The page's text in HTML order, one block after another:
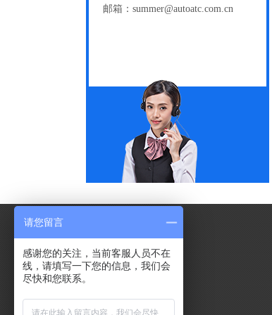
邮箱：summer@autoatc.com.cn
中国品质
请您留言
感谢您的关注，当前客服人员不在
线，请填写一下您的信息，我们会
尽快和您联系。